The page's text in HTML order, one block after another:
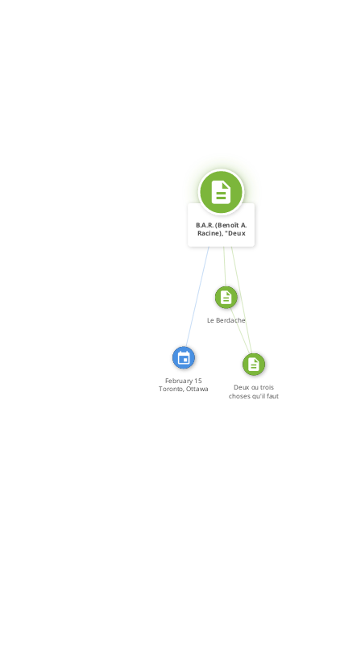
CITATION_FOR SOURCE_FOR
SOURCE_FOR
FROM
B.A.R. (Benoît A.
Racine), "Deux
February 15
Toronto, Ottawa
Le Berdache
Deux ou trois
choses qu'il faut